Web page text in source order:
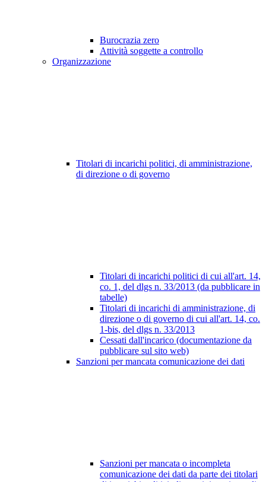
Burocrazia zero
Attività soggette a controllo
Organizzazione
Titolari di incarichi politici, di amministrazione,
di direzione o di governo
Titolari di incarichi politici di cui all'art. 14,
co. 1, del dlgs n. 33/2013 (da pubblicare in
tabelle)
Titolari di incarichi di amministrazione, di
direzione o di governo di cui all'art. 14, co.
1-bis, del dlgs n. 33/2013
Cessati dall'incarico (documentazione da
pubblicare sul sito web)
Sanzioni per mancata comunicazione dei dati
Sanzioni per mancata o incompleta
comunicazione dei dati da parte dei titolari